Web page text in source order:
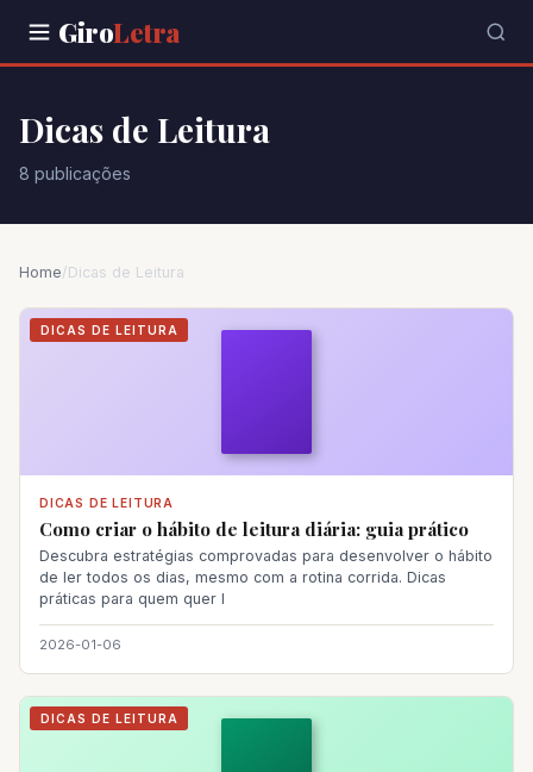
GiroLetra
Dicas de Leitura
8 publicações
Home/Dicas de Leitura
DICAS DE LEITURA
DICAS DE LEITURA
Como criar o hábito de leitura diária: guia prático
Descubra estratégias comprovadas para desenvolver o hábito
de ler todos os dias, mesmo com a rotina corrida. Dicas
práticas para quem quer l
2026-01-06
DICAS DE LEITURA